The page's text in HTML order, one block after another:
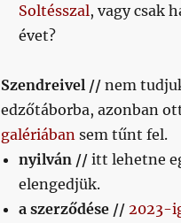
Soltésszal, vagy csak
évet?
Szendreivel //nem
edzőtáborba, azonban
galériában sem tűnt fel.
nyilván //itt lehetne
elengedjük.
a szerződése // 2023-